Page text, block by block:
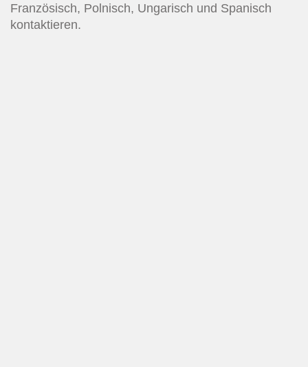
Französisch, Polnisch, Ungarisch und Spanisch
kontaktieren.